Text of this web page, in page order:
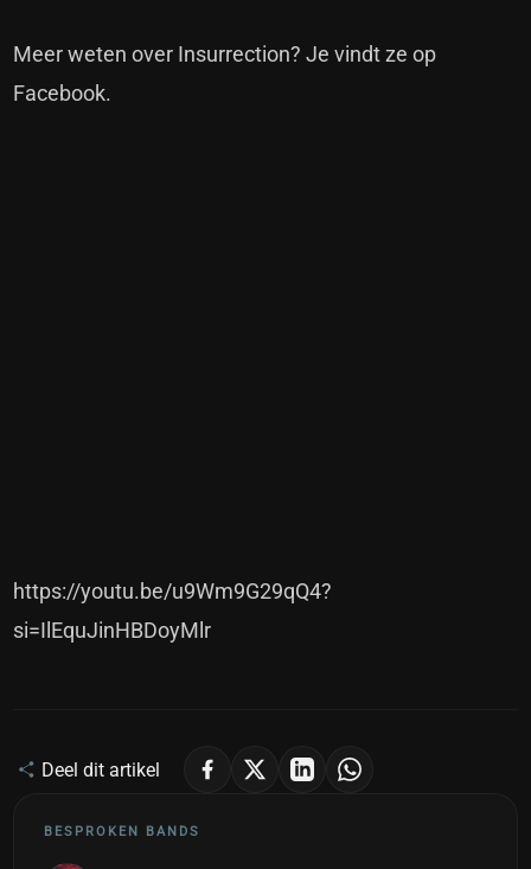
Meer weten over Insurrection? Je vindt ze op
Facebook.
https://youtu.be/u9Wm9G29qQ4?
si=IlEquJinHBDoyMlr
Deel dit artikel
BESPROKEN BANDS